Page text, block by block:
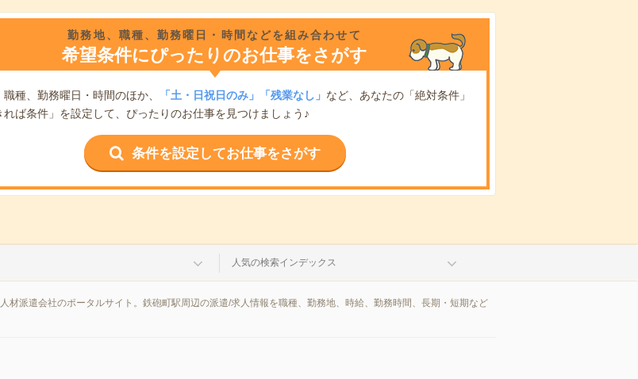
勤務地、職種、勤務曜日・時間などを組み合わせて
希望条件にぴったりのお仕事をさがす
種、勤務曜日・時間のほか、 「土・日祝日のみ」「残業なし」 など、あなたの「絶対条件」
れば条件」を設定して、ぴったりのお仕事を見つけましょう♪
条件を設定してお仕事をさがす
人気の検索インデックス
材派遣会社のポータルサイト。鉄砲町駅周辺の派遣/求人情報を職種、勤務地、時給、勤務時間、長期・短期など